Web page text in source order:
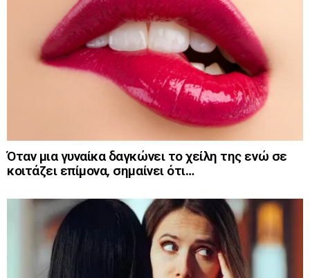
Όταν μια γυναίκα δαγκώνει το χείλη της ενώ σε
κοιτάζει επίμονα, σημαίνει ότι…